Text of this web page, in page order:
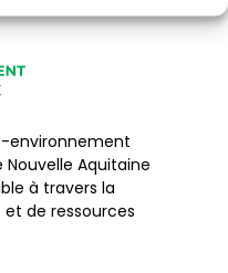
environnement
Aquitaine
à travers la
et de ressources